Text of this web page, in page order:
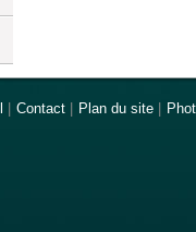
Contact Plan du site